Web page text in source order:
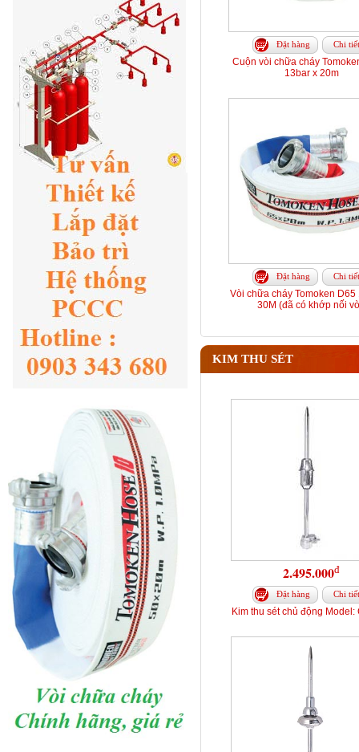
Đặt hàng Chi tiết
Cuộn vòi chữa cháy
13bar x 20m
Đặt hàng Chi tiết
Vòi chữa cháy Tomoken D65
30M (đã có khớp nối
KIM THU SÉT
2.495.000đ
Đặt hàng Chi tiết
Kim thu sét chủ động Model: